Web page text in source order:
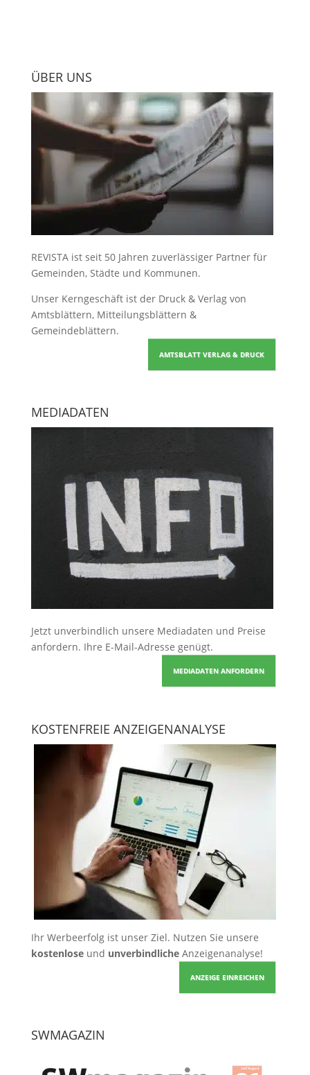
ÜBER UNS
REVISTA ist seit 50 Jahren zuverlässiger Partner für
Gemeinden, Städte und Kommunen.
Unser Kerngeschäft ist der Druck & Verlag von
Amtsblättern, Mitteilungsblättern &
Gemeindeblättern.
AMTSBLATT VERLAG & DRUCK
MEDIADATEN
Jetzt unverbindlich unsere Mediadaten und Preise
anfordern. Ihre E-Mail-Adresse genügt.
MEDIADATEN ANFORDERN
KOSTENFREIE ANZEIGENANALYSE
Ihr Werbeerfolg ist unser Ziel. Nutzen Sie unsere
kostenloseund unverbindlicheAnzeigenanalyse!
ANZEIGE EINREICHEN
SWMAGAZIN